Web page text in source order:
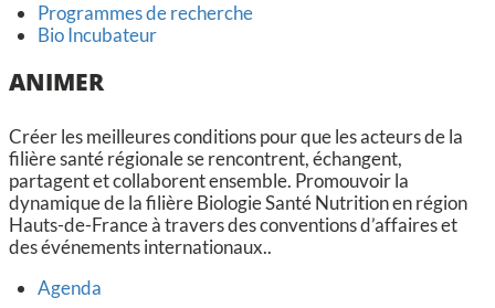
Programmes de recherche
Bio Incubateur
ANIMER
Créer les meilleures conditions pour que les acteurs de la
filière santé régionale se rencontrent, échangent,
partagent et collaborent ensemble. Promouvoir la
dynamique de la filière Biologie Santé Nutrition en région
Hauts-de-France à travers des conventions d’affaires et
des événements internationaux..
Agenda